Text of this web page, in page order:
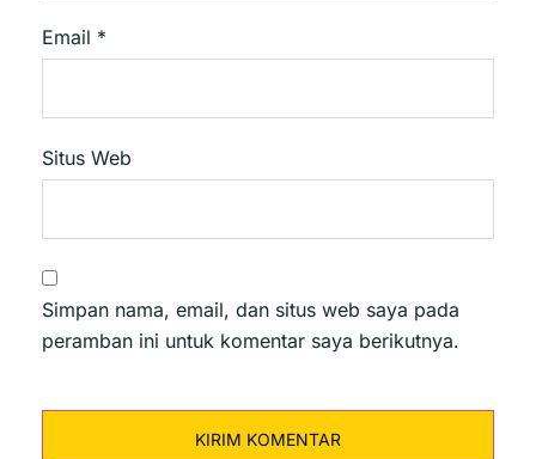
Email *
Situs Web
Simpan nama, email, dan situs web saya pada
peramban ini untuk komentar saya berikutnya.